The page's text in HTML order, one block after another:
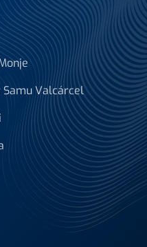
Samu Valcárcel